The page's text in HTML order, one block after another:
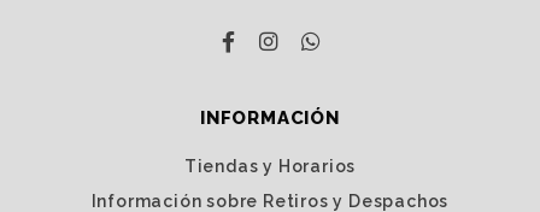
INFORMACIÓN
Tiendas y Horarios
Información sobre Retiros y Despachos